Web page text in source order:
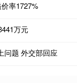
率1727%
万元
问题 外交部回应